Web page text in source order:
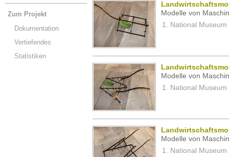
Zum Projekt
Dokumentation
Vertiefendes
Statistiken
Modelle von
National Museum
Modelle von
National Museum
Modelle von
National Museum